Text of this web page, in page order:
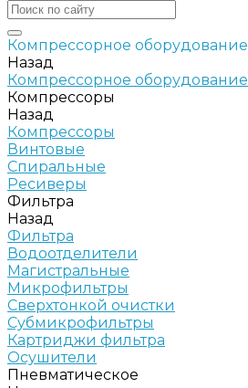
Компрессорное оборудование
Назад
Компрессорное оборудование
Компрессоры
Назад
Компрессоры
Винтовые
Спиральные
Ресиверы
Фильтра
Назад
Фильтра
Водоотделители
Магистральные
Микрофильтры
Сверхтонкой очистки
Субмикрофильтры
Картриджи фильтра
Осушители
Пневматическое